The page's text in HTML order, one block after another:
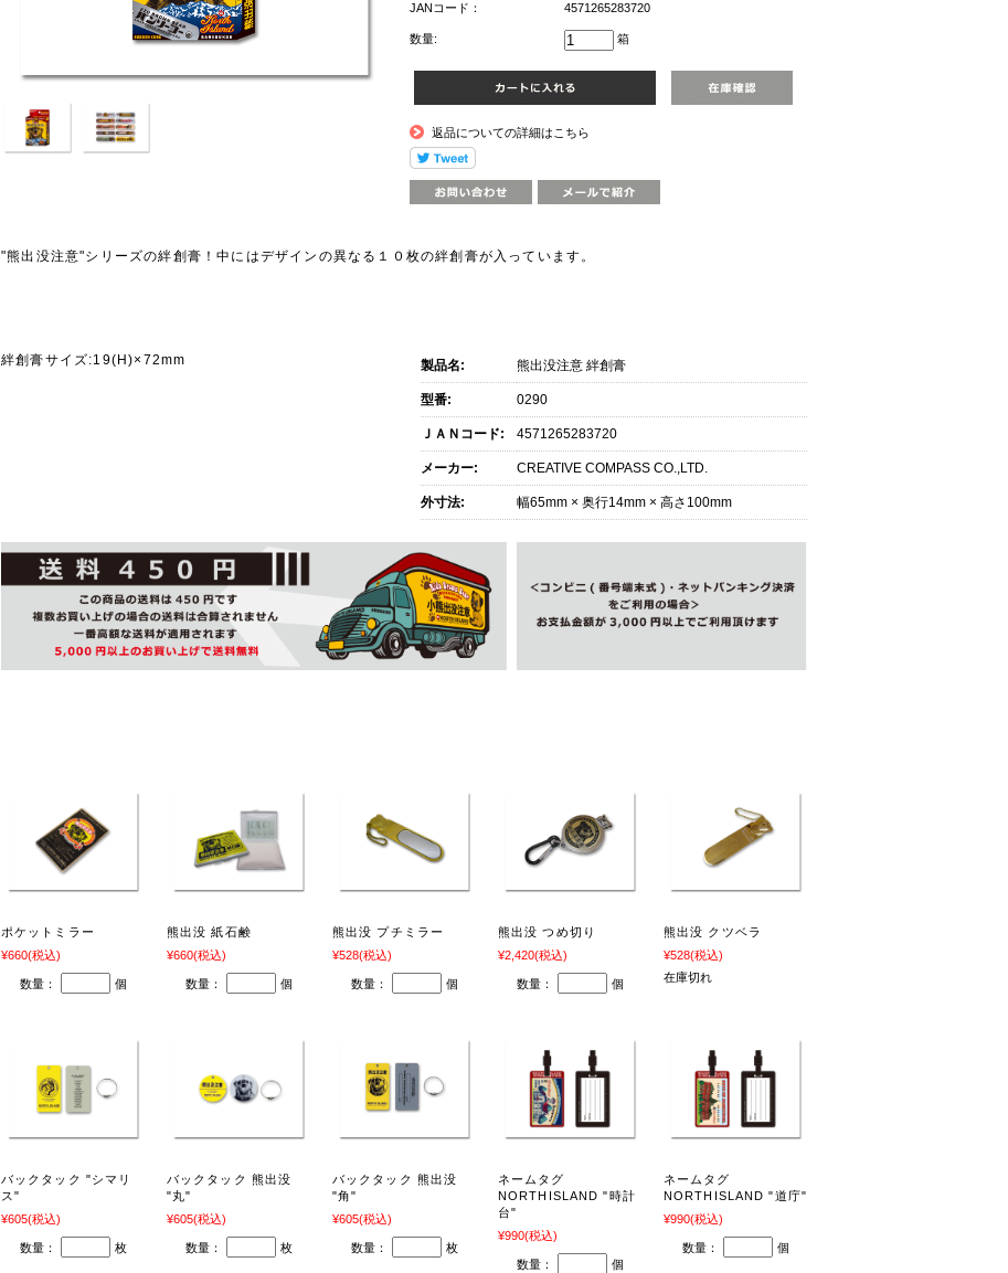
JANコード： 4571265283720
数量: 箱
返品についての詳細はこちら
"熊出没注意"シリーズの絆創膏！中にはデザインの異なる１０枚の絆創膏が入っています。
絆創膏サイズ:19(H)×72mm 製品名: 熊出没注意 絆創膏
型番: 0290
ＪＡＮコード: 4571265283720
メーカー: CREATIVE COMPASS CO.,LTD.
外寸法: 幅65mm × 奥行14mm × 高さ100mm
ポケットミラー
¥660(税込)
数量： 個
熊出没 紙石鹸
¥660(税込)
数量： 個
熊出没 プチミラー
¥528(税込)
数量： 個
熊出没 つめ切り
¥2,420(税込)
数量： 個
熊出没 クツベラ
¥528(税込)
在庫切れ
バックタック "シマリ
ス"
¥605(税込)
数量： 枚
バックタック 熊出没
"丸"
¥605(税込)
数量： 枚
バックタック 熊出没
"角"
¥605(税込)
数量： 枚
ネームタグ
NORTHISLAND "時計
台"
¥990(税込)
数量： 個
ネームタグ
NORTHISLAND "道庁"
¥990(税込)
数量： 個